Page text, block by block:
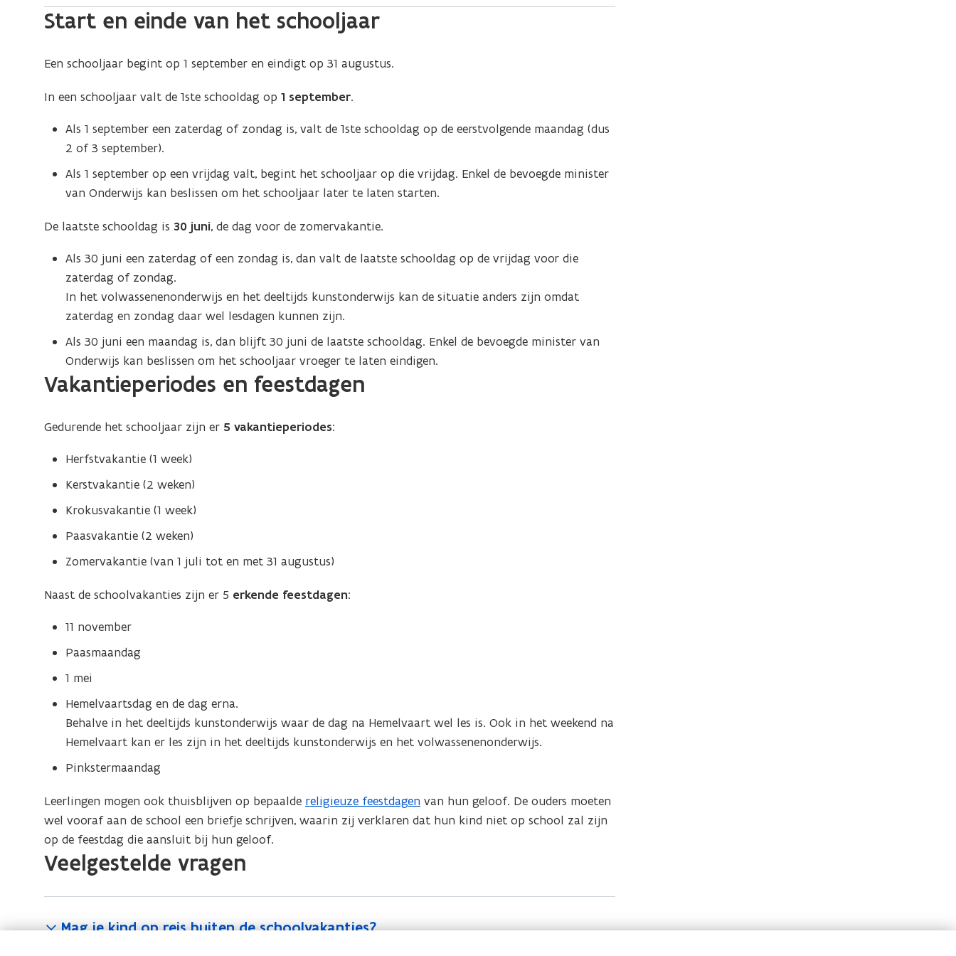
s
t
r
Start en einde van het schooljaar
Een schooljaar begint op 1 september en eindigt op 31 augustus.
In een schooljaar valt de 1ste schooldag op1 september.
Als 1 september een zaterdag of zondag is, valt de 1ste schooldag op de eerstvolgende maandag (dus
2 of 3 september).
Als 1 september op een vrijdag valt, begint het schooljaar op die vrijdag. Enkel de bevoegde minister
van Onderwijs kan beslissen om het schooljaar later te laten starten.
De laatste schooldag is30 juni, de dag voor de zomervakantie.
Als 30 juni een zaterdag of een zondag is, dan valt de laatste schooldag op de vrijdag voor die
zaterdag of zondag.
In het volwassenenonderwijs en het deeltijds kunstonderwijs kan de situatie anders zijn omdat
zaterdag en zondag daar wel lesdagen kunnen zijn.
Als 30 juni een maandag is, dan blijft 30 juni de laatste schooldag. Enkel de bevoegde minister van
Onderwijs kan beslissen om het schooljaar vroeger te laten eindigen.
Vakantieperiodes en feestdagen
Gedurende het schooljaar zijn er 5 vakantieperiodes:
Herfstvakantie (1 week)
Kerstvakantie (2 weken)
Krokusvakantie (1 week)
Paasvakantie (2 weken)
Zomervakantie (van 1 juli tot en met 31 augustus)
Naast de schoolvakanties zijn er 5 erkende feestdagen:
11 november
Paasmaandag
1 mei
Hemelvaartsdag en de dag erna.
Behalve in het deeltijds kunstonderwijs waar de dag na Hemelvaart wel les is. Ook in het weekend na
Hemelvaart kan er les zijn in het deeltijds kunstonderwijs en het volwassenenonderwijs.
Pinkstermaandag
Leerlingen mogen ook thuisblijven op bepaalde religieuze feestdagen van hun geloof. De ouders moeten
wel vooraf aan de school een briefje schrijven, waarin zij verklaren dat hun kind niet op school zal zijn
op de feestdag die aansluit bij hun geloof.
Veelgestelde vragen
Mag je kind op reis buiten de schoolvakanties?